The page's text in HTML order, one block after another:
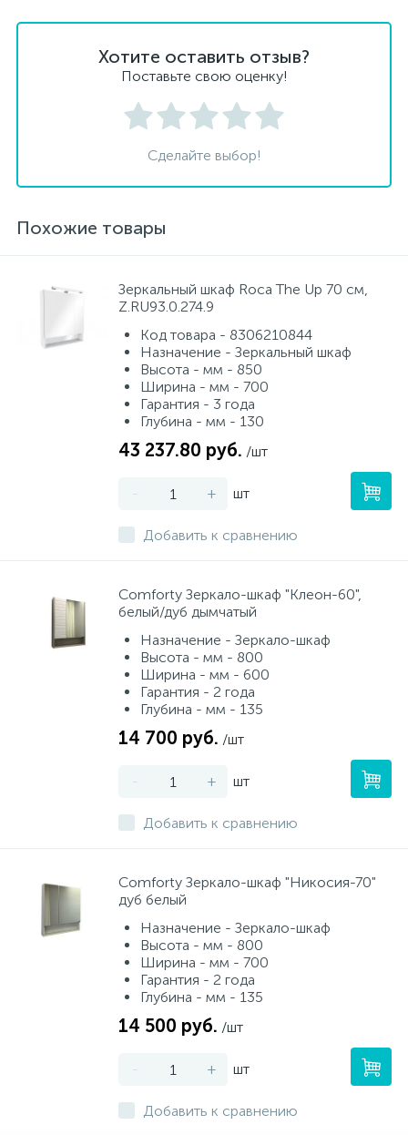
Хотите оставить отзыв?
Поставьте свою оценку!
Сделайте выбор!
Похожие товары
Зеркальный шкаф Roca The Up 70 см,
Z.RU93.0.274.9
Код товара - 8306210844
Назначение - Зеркальный шкаф
Высота - мм - 850
Ширина - мм - 700
Гарантия - 3 года
Глубина - мм - 130
43 237.80 руб. /шт
- + шт
Добавить к сравнению
Сomforty Зеркало-шкаф "Клеон-60",
белый/дуб дымчатый
Назначение - Зеркало-шкаф
Высота - мм - 800
Ширина - мм - 600
Гарантия - 2 года
Глубина - мм - 135
14 700 руб. /шт
- + шт
Добавить к сравнению
Сomforty Зеркало-шкаф "Никосия-70"
дуб белый
Назначение - Зеркало-шкаф
Высота - мм - 800
Ширина - мм - 700
Гарантия - 2 года
Глубина - мм - 135
14 500 руб. /шт
- + шт
Добавить к сравнению